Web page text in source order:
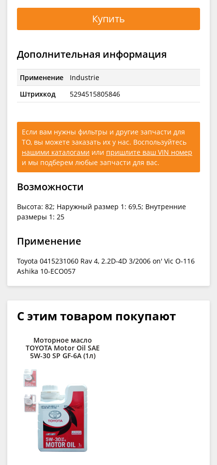
Купить
Дополнительная информация
Применение
Industrie
Штрихкод
5294515805846
Если вам нужны фильтры и другие запчасти для
ТО, вы можете заказать их у нас. Воспользуйтесь
нашими каталогами или пришлите ваш VIN номер
и мы подберем любые запчасти для вас.
Возможности
Высота: 82; Наружный размер 1: 69,5; Внутренние
размеры 1: 25
Применение
Toyota 0415231060 Rav 4, 2.2D-4D 3/2006 on' Vic O-116
Ashika 10-ECO057
С этим товаром покупают
Моторное масло
TOYOTA Motor Oil SAE
5W-30 SP GF-6A (1л)